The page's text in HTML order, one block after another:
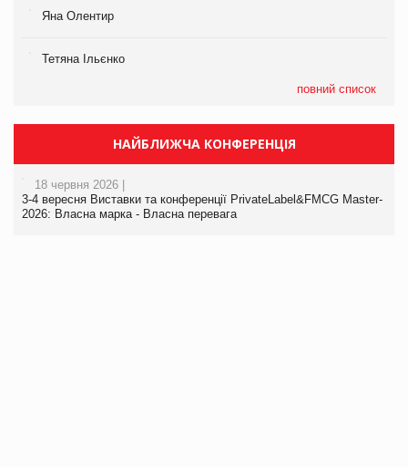
Яна Олентир
Тетяна Ільєнко
повний список
НАЙБЛИЖЧА КОНФЕРЕНЦІЯ
18 червня 2026 |
3-4 вересня Виставки та конференції PrivateLabel&FMCG Master-
2026: Власна марка - Власна перевага